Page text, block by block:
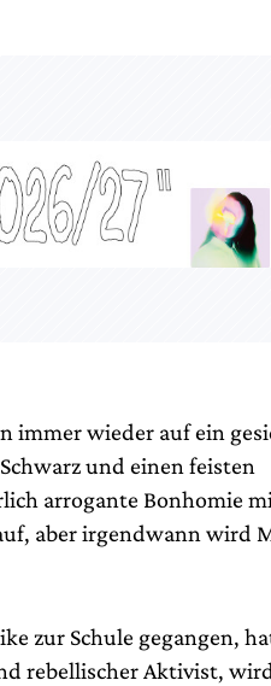
immer wieder auf ein
und einen feisten
arrogante Bonhomie
aber irgendwann wird
zur Schule gegangen,
rebellischer Aktivist,